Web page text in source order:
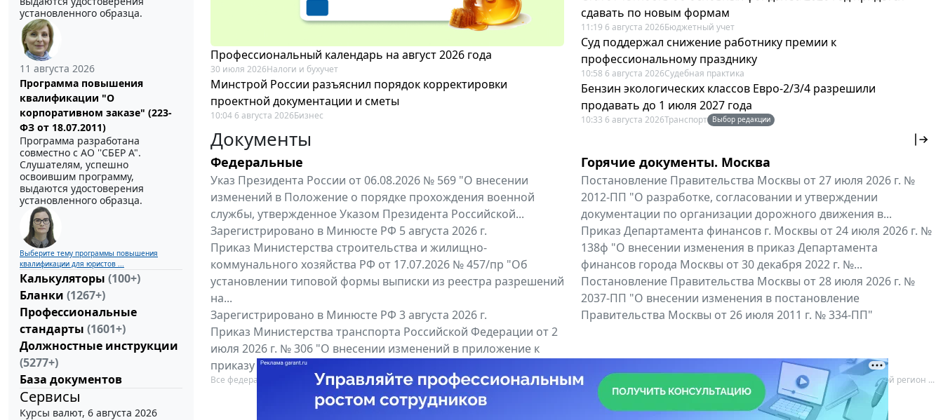
установленного образца.
11 августа 2026
Программа повышения
квалификации "О
корпоративном заказе" (223-
ФЗ от 18.07.2011)
Программа разработана
совместно с АО ''СБЕР А".
Слушателям, успешно
освоившим программу,
выдаются удостоверения
установленного образца.
Выберите тему программы повышения
квалификации для юристов ...
Калькуляторы (100+)
Бланки (1267+)
Профессиональные
стандарты (1601+)
Должностные инструкции
(5277+)
База документов
Сервисы
Курсы валют, 6 августа 2026
Профессиональный календарь на август 2026 года
30 июля 2026Налоги и бухучет
Минстрой России разъяснил порядок корректировки
проектной документации и сметы
10:04 6 августа 2026Бизнес
сдавать по новым формам
11:19 6 августа 2026Бюджетный учет
Суд поддержал снижение работнику премии к
профессиональному празднику
10:58 6 августа 2026Судебная практика
Бензин экологических классов Евро-2/3/4 разрешили
продавать до 1 июля 2027 года
10:33 6 августа 2026Транспорт Выбор редакции
Документы
Федеральные
Указ Президента России от 06.08.2026 № 569 "О внесении
изменений в Положение о порядке прохождения военной
службы, утвержденное Указом Президента Российской...
Зарегистрировано в Минюсте РФ 5 августа 2026 г.
Приказ Министерства строительства и жилищно-
коммунального хозяйства РФ от 17.07.2026 № 457/пр "Об
установлении типовой формы выписки из реестра разрешений
на...
Зарегистрировано в Минюсте РФ 3 августа 2026 г.
Приказ Министерства транспорта Российской Федерации от 2
июля 2026 г. № 306 "О внесении изменений в приложение к
приказу Министерства транспорта Российской...
Все федеральные документы
Горячие документы. Москва
Постановление Правительства Москвы от 27 июля 2026 г. №
2012-ПП "О разработке, согласовании и утверждении
документации по организации дорожного движения в...
Приказ Департамента финансов г. Москвы от 24 июля 2026 г. №
138ф "О внесении изменения в приказ Департамента
финансов города Москвы от 30 декабря 2022 г. №...
Постановление Правительства Москвы от 28 июля 2026 г. №
2037-ПП "О внесении изменения в постановление
Правительства Москвы от 26 июля 2011 г. № 334-ПП"
Все региональные документы Мой регион ...